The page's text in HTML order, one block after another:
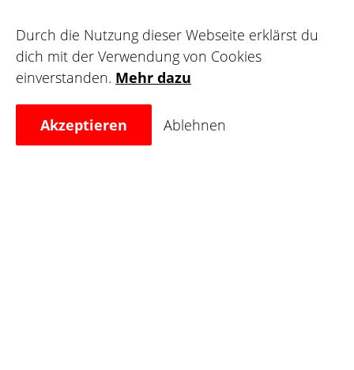
Durch die Nutzung dieser Webseite erklärst du
dich mit der Verwendung von Cookies
einverstanden. Mehr dazu
Akzeptieren Ablehnen
Realistic